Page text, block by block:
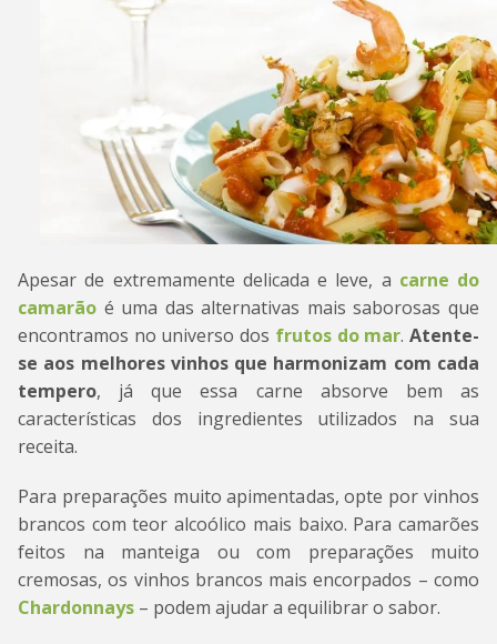
Apesar de extremamente delicada e leve, a carne do
camarão é uma das alternativas mais saborosas que
encontramos no universo dos frutos do mar.Atente-
se aos melhores vinhos que harmonizam com cada
tempero, já que essa carne absorve bem as
características dos ingredientes utilizados na sua
receita.
Para preparações muito apimentadas, opte por vinhos
brancos com teor alcoólico mais baixo. Para camarões
feitos na manteiga ou com preparações muito
cremosas, os vinhos brancos mais encorpados – como
Chardonnays – podem ajudar a equilibrar o sabor.